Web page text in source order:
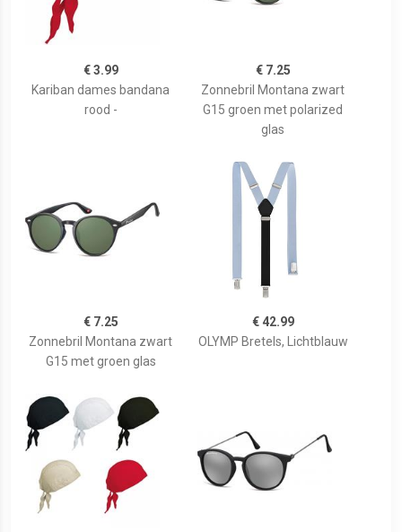
€ 3.99
Kariban dames bandana
rood -
€ 7.25
Zonnebril Montana zwart
G15 groen met polarized
glas
€ 7.25
Zonnebril Montana zwart
G15 met groen glas
€ 42.99
OLYMP Bretels, Lichtblauw